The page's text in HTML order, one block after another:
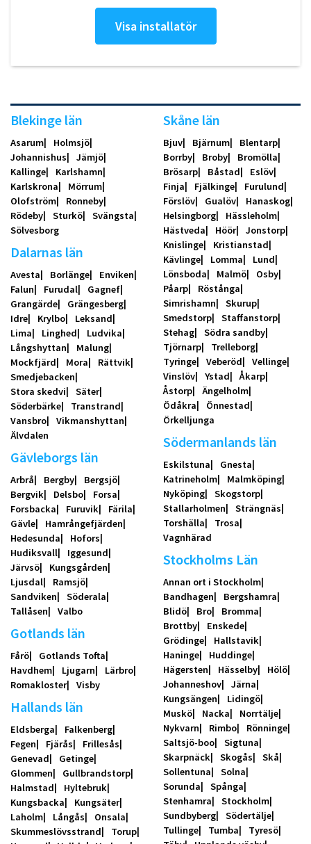
Visa installatör
Blekinge län
Asarum
Holmsjö
Johannishus
Jämjö
Kallinge
Karlshamn
Karlskrona
Mörrum
Olofström
Ronneby
Rödeby
Sturkö
Svängsta
Sölvesborg
Dalarnas län
Avesta Borlänge
Enviken
Falun
Furudal
Gagnef
Grangärde
Grängesberg
Idre
Krylbo
Leksand
Lima
Linghed
Ludvika
Långshyttan
Malung
Mockfjärd
Mora
Rättvik
Smedjebacken
Stora skedvi
Säter
Söderbärke
Transtrand
Vansbro
Vikmanshyttan
Älvdalen
Gävleborgs län
Arbrå Bergby
Bergsjö
Bergvik
Delsbo
Forsa
Forsbacka
Furuvik
Färila
Gävle
Hamrångefjärden
Hedesunda
Hofors
Hudiksvall
Iggesund
Järvsö
Kungsgården
Ljusdal
Ramsjö
Sandviken
Söderala
Tallåsen
Valbo
Gotlands län
Fårö
Gotlands Tofta
Havdhem
Ljugarn
Lärbro
Romakloster
Visby
Hallands län
Eldsberga
Falkenberg
Fegen
Fjärås
Frillesås
Genevad
Getinge
Glommen
Gullbrandstorp
Halmstad
Hyltebruk
Kungsbacka
Kungsäter
Laholm
Långås
Onsala
Skummeslövsstrand
Torup
Skåne län
Bjuv Bjärnum
Blentarp
Borrby
Broby
Bromölla
Brösarp
Båstad
Eslöv
Finja
Fjälkinge
Furulund
Förslöv
Gualöv
Hanaskog
Helsingborg
Hässleholm
Hästveda
Höör
Jonstorp
Knislinge
Kristianstad
Kävlinge
Lomma
Lund
Lönsboda
Malmö
Osby
Påarp
Röstånga
Simrishamn
Skurup
Smedstorp
Staffanstorp
Stehag
Södra sandby
Tjörnarp
Trelleborg
Tyringe
Veberöd
Vellinge
Vinslöv
Ystad
Åkarp
Åstorp
Ängelholm
Ödåkra
Önnestad
Örkelljunga
Södermanlands län
Eskilstuna
Gnesta
Katrineholm
Malmköping
Nyköping
Skogstorp
Stallarholmen
Strängnäs
Torshälla
Trosa
Vagnhärad
Stockholms Län
Annan ort i Stockholm
Bandhagen
Bergshamra
Blidö
Bro
Bromma
Brottby
Enskede
Grödinge
Hallstavik
Haninge
Huddinge
Hägersten
Hässelby
Hölö
Johanneshov
Järna
Kungsängen
Lidingö
Muskö
Nacka
Norrtälje
Nykvarn
Rimbo
Rönninge
Saltsjö-boo
Sigtuna
Skarpnäck
Skogås
Skå
Sollentuna
Solna
Sorunda
Spånga
Stenhamra
Stockholm
Sundbyberg
Södertälje
Tullinge
Tumba
Tyresö